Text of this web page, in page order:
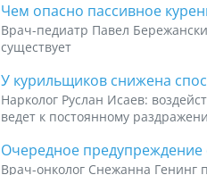
Чем опасно пассивное
Врач-педиатр Павел
существует
У курильщиков снижена
Нарколог Руслан Исаев:
ведет к постоянному
Очередное предупреждение
Врач-онколог Снежанна